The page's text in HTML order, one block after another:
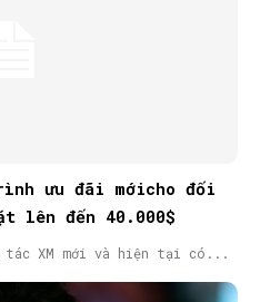
ưu đãi mớicho đối
lên đến 40.000$
XM mới và hiện tại có...